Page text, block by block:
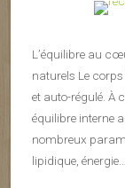
L’équilibre au
naturels Le
et auto-régulé. À
équilibre interne
nombreux
lipidique, énergie…